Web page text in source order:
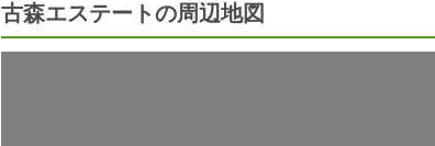
古森エステートの周辺地図